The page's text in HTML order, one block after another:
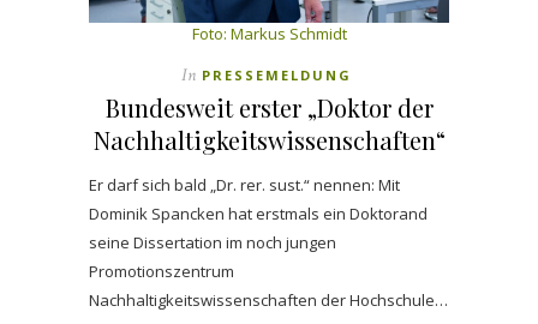
Foto: Markus Schmidt
In PRESSEMELDUNG
Bundesweit erster „Doktor der
Nachhaltigkeitswissenschaften“
Er darf sich bald „Dr. rer. sust.“ nennen: Mit
Dominik Spancken hat erstmals ein Doktorand
seine Dissertation im noch jungen
Promotionszentrum
Nachhaltigkeitswissenschaften der Hochschule…